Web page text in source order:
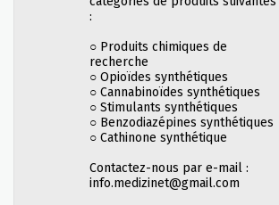
:
○ Produits chimiques de
recherche
○ Opioïdes synthétiques
○ Cannabinoïdes synthétiques
○ Stimulants synthétiques
○ Benzodiazépines synthétiques
○ Cathinone synthétique
Contactez-nous par e-mail :
info.medizinet@gmail.com